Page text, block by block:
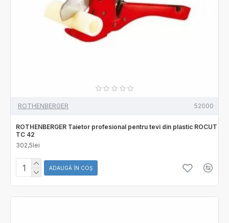
ROTHENBERGER 52000
ROTHENBERGER Taietor profesional pentru tevi din plastic ROCUT
TC 42
302,5lei
ADAUGĂ ÎN COŞ